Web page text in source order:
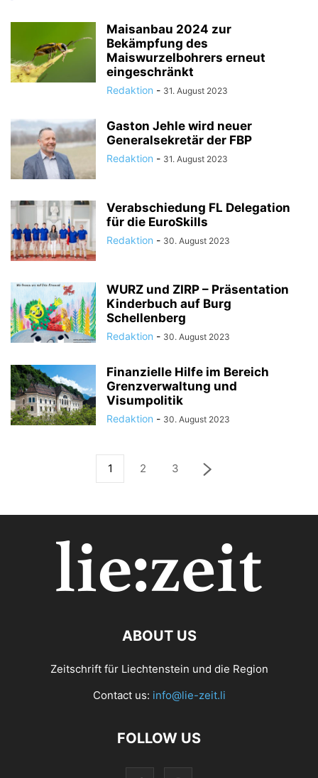
Maisanbau 2024 zur
Bekämpfung des
Maiswurzelbohrers erneut
eingeschränkt
Redaktion - 31. August 2023
Gaston Jehle wird neuer
Generalsekretär der FBP
Redaktion - 31. August 2023
Verabschiedung FL Delegation
für die EuroSkills
Redaktion - 30. August 2023
WURZ und ZIRP – Präsentation
Kinderbuch auf Burg
Schellenberg
Redaktion - 30. August 2023
Finanzielle Hilfe im Bereich
Grenzverwaltung und
Visumpolitik
Redaktion - 30. August 2023
1 2 3
ABOUT US
Zeitschrift für Liechtenstein und die Region
Contact us: info@lie-zeit.li
FOLLOW US